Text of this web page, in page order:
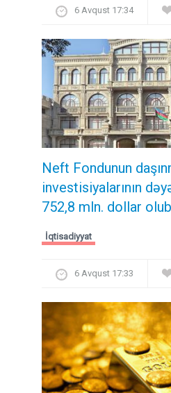
6 Avqust 17:34
Neft Fondunun
investisiyalarının
752,8 mln. dollar olub
İqtisadiyyat
6 Avqust 17:33